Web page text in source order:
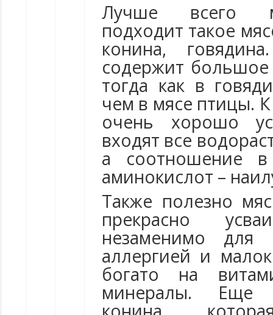
Лучше всего
подходит такое
конина,
содержит большое
тогда как в
чем в мясе птицы.
очень хорошо
входят все
а соотношение
аминокислот –
Также полезно
прекрасно
незаменимо
аллергией и
богато на
минералы. Еще